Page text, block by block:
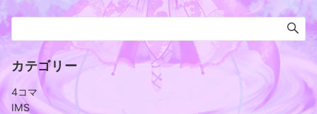
カテゴリー
4コマ
IMS